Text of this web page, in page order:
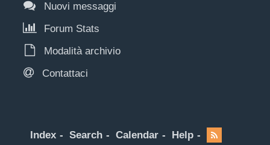
Nuovi messaggi
Forum Stats
Modalità archivio
Contattaci
Index Search Calendar Help